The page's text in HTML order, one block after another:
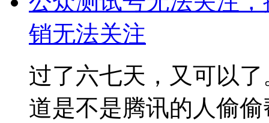
销无法关注
过了六七天，又可以
道是不是腾讯的人偷